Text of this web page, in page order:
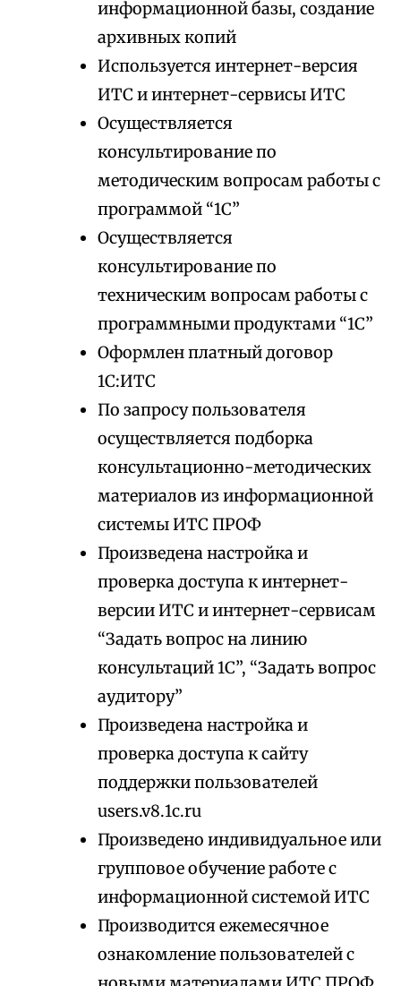
информационной базы, создание
архивных копий
Используется интернет-версия
ИТС и интернет-сервисы ИТС
Осуществляется
консультирование по
методическим вопросам работы с
программой “1С”
Осуществляется
консультирование по
техническим вопросам работы с
программными продуктами “1С”
Оформлен платный договор
1С:ИТС
По запросу пользователя
осуществляется подборка
консультационно-методических
материалов из информационной
системы ИТС ПРОФ
Произведена настройка и
проверка доступа к интернет-
версии ИТС и интернет-сервисам
“Задать вопрос на линию
консультаций 1С”, “Задать вопрос
аудитору”
Произведена настройка и
проверка доступа к сайту
поддержки пользователей
users.v8.1c.ru
Произведено индивидуальное или
групповое обучение работе с
информационной системой ИТС
Производится ежемесячное
ознакомление пользователей с